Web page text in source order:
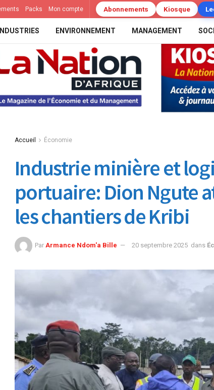
Packs Mon compte Abonnements Kiosque
INDUSTRIES ENVIRONNEMENT MANAGEMENT
Accueil Économie
Industrie minière et
portuaire: Dion Ngute
les chantiers de Kribi
Par Armance Ndom'a Bille 20 septembre 2025 dans